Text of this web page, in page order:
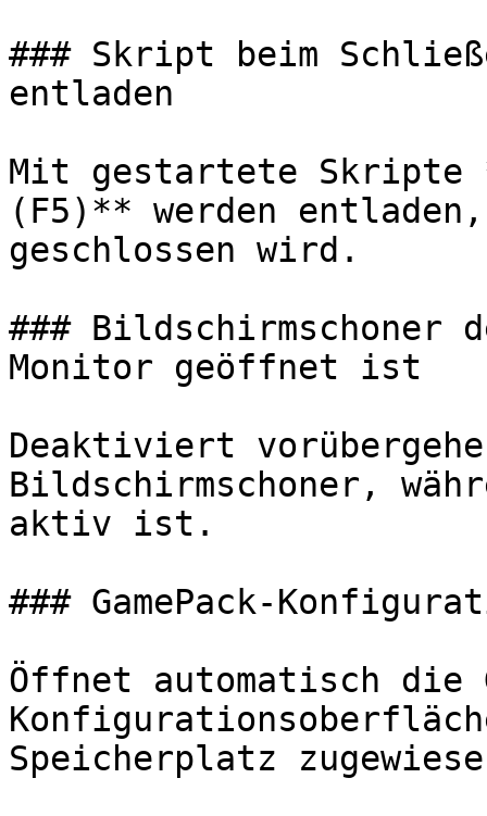
### Skript beim
entladen
Mit gestartete Skripte
(F5)** werden
geschlossen wird.
### Bildschirmschoner
Monitor geöffnet ist
Deaktiviert
Bildschirmschoner,
aktiv ist.
### GamePack-
Öffnet automatisch die
Speicherplatz